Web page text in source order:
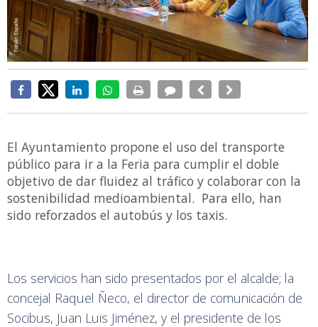
El Ayuntamiento propone el uso del transporte
público para ir a la Feria para cumplir el doble
objetivo de dar fluidez al tráfico y colaborar con la
sostenibilidad medioambiental. Para ello, han
sido reforzados el autobús y los taxis.
Los servicios han sido presentados por el alcalde; la
concejal Raquel Ñeco, el director de comunicación de
Socibus, Juan Luis Jiménez, y el presidente de los